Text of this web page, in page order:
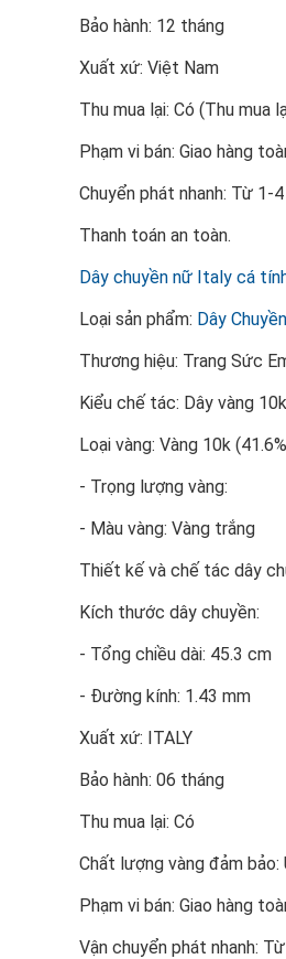
Bảo hành: 12 tháng
Xuất xứ: Việt Nam
Thu mua lại: Có (Thu
Phạm vi bán: Giao hàng
Chuyển phát nhanh: Từ 1-
Thanh toán an toàn.
Dây chuyền nữ Italy cá
Loại sản phẩm: Dây
Thương hiệu: Trang Sức
Kiểu chế tác: Dây vàng
Loại vàng: Vàng 10k
- Trọng lượng vàng:
- Màu vàng: Vàng trắng
Thiết kế và chế tác dây
Kích thước dây chuyền:
- Tổng chiều dài: 45.3 cm
- Đường kính: 1.43 mm
Xuất xứ: ITALY
Bảo hành: 06 tháng
Thu mua lại: Có
Chất lượng vàng đảm bảo:
Phạm vi bán: Giao hàng
Vận chuyển phát nhanh: